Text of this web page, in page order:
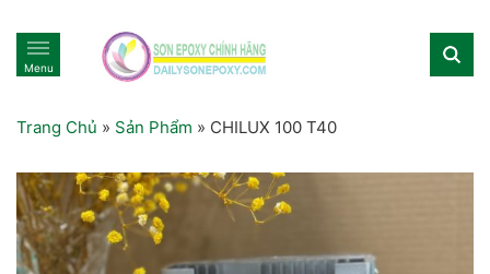
Menu
Trang Chủ » Sản Phẩm » CHILUX 100 T40